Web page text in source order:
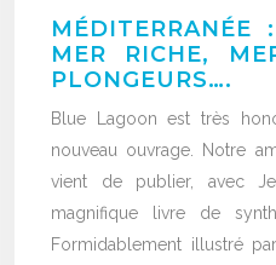
MER RICHE,
PLONGEURS….
Blue Lagoon est très
nouveau ouvrage. Notre
vient de publier, avec
magnifique livre de
Formidablement illustré